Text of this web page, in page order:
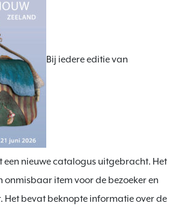
Bij iedere editie van
een nieuwe catalogus uitgebracht. Het
onmisbaar item voor de bezoeker en
Het bevat beknopte informatie over de